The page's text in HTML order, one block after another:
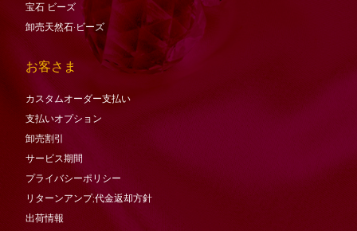
宝石 ビーズ
卸売天然石·ビーズ
お客さま
カスタムオーダー支払い
支払いオプション
卸売割引
サービス期間
プライバシーポリシー
リターンアンプ;代金返却方針
出荷情報